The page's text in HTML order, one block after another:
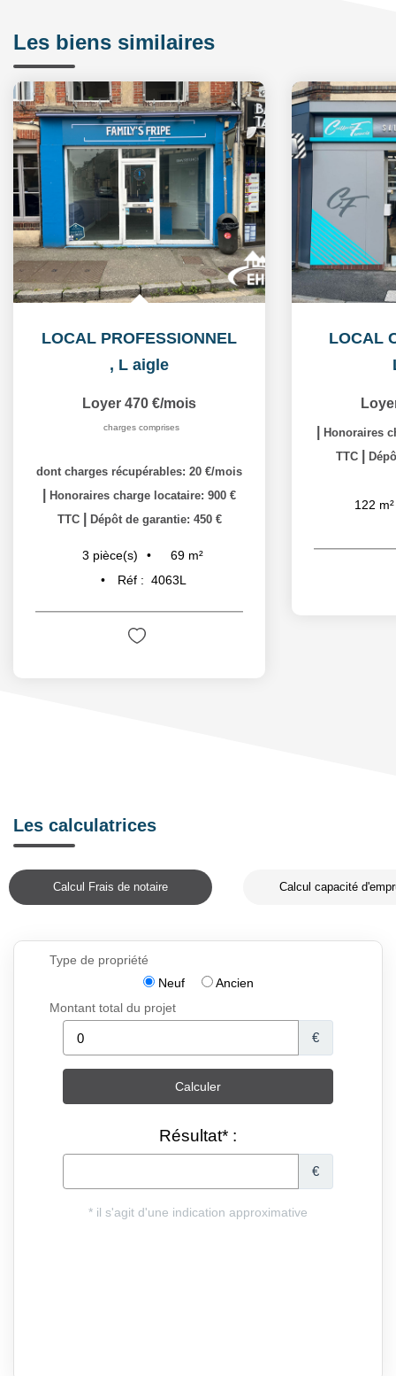
Les biens similaires
LOCAL PROFESSIONNEL
, L aigle
Loyer 470 €/mois
charges comprises
dont charges récupérables: 20 €/mois
Honoraires charge locataire: 900 €
TTC
Dépôt de garantie: 450 €
3 pièce(s) 69 m²
Réf : 4063L
LOCAL
Honoraires
TTC
122 m²
Les calculatrices
Calcul Frais de notaire Calcul capacité